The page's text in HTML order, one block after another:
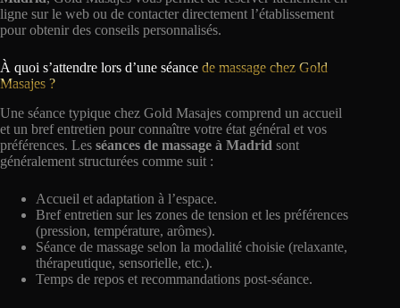
ligne sur le web ou de contacter directement l’établissement
pour obtenir des conseils personnalisés.
À quoi s’attendre lors d’une séance de massage chez Gold
Masajes ?
Une séance typique chez Gold Masajes comprend un accueil
et un bref entretien pour connaître votre état général et vos
préférences. Les séances de massage à Madrid sont
généralement structurées comme suit :
Accueil et adaptation à l’espace.
Bref entretien sur les zones de tension et les préférences
(pression, température, arômes).
Séance de massage selon la modalité choisie (relaxante,
thérapeutique, sensorielle, etc.).
Temps de repos et recommandations post-séance.